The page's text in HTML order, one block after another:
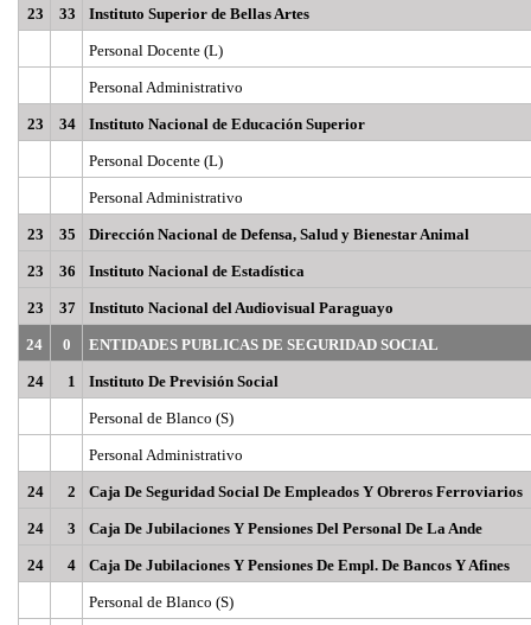
23 33 Instituto Superior de Bellas Artes
Personal Docente (L)
Personal Administrativo
23 34 Instituto Nacional de Educación Superior
Personal Docente (L)
Personal Administrativo
23 35 Dirección Nacional de Defensa, Salud y Bienestar Animal
23 36 Instituto Nacional de Estadística
23 37 Instituto Nacional del Audiovisual Paraguayo
24 0 ENTIDADES PUBLICAS DE SEGURIDAD SOCIAL
24 1 Instituto De Previsión Social
Personal de Blanco (S)
Personal Administrativo
24 2 Caja De Seguridad Social De Empleados Y Obreros Ferroviarios
24 3 Caja De Jubilaciones Y Pensiones Del Personal De La Ande
24 4 Caja De Jubilaciones Y Pensiones De Empl. De Bancos Y Afines
Personal de Blanco (S)